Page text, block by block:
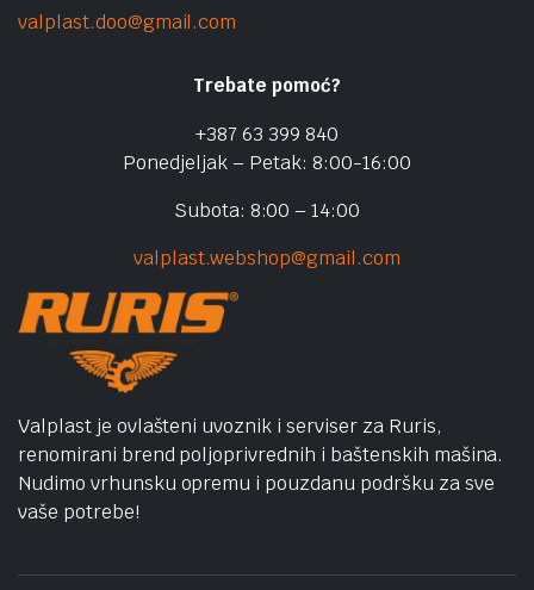
valplast.doo@gmail.com
Trebate pomoć?
+387 63 399 840
Ponedjeljak – Petak: 8:00-16:00
Subota: 8:00 – 14:00
valplast.webshop@gmail.com
Valplast je ovlašteni uvoznik i serviser za Ruris,
renomirani brend poljoprivrednih i baštenskih mašina.
Nudimo vrhunsku opremu i pouzdanu podršku za sve
vaše potrebe!